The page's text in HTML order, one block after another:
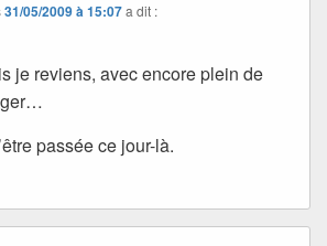
31/05/2009 à 15:07a dit :
je reviens, avec encore plein de
passée ce jour-là.